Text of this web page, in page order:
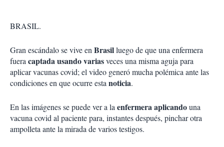
BRASIL.
Gran escándalo se vive enBrasilluego de que una enfermera
fueracaptada usando variasveces una misma aguja para
aplicar vacunas covid; el video generó mucha polémica ante las
condiciones en que ocurre estanoticia.
En las imágenes se puede ver a laenfermera aplicandouna
vacuna covid al paciente para, instantes después, pinchar otra
ampolleta ante la mirada de varios testigos.